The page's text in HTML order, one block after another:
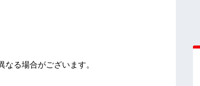
る場合がございます。